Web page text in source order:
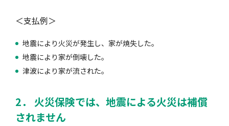
＜支払例＞
地震により火災が発生し、家が焼失した。
地震により家が倒壊した。
津波により家が流された。
2． 火災保険では、地震による火災は補償
されません